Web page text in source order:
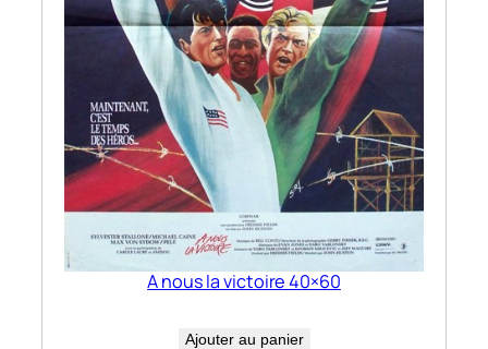
A nous la victoire 40×60
Ajouter au panier